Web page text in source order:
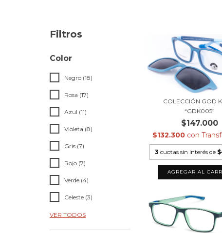
Filtros
Color
Negro (18)
Rosa (17)
Azul (11)
Violeta (8)
Gris (7)
Rojo (7)
Verde (4)
Celeste (3)
VER TODOS
COLECCIÓN GOD
“GDK005”
$147.000
$132.300 con
3 cuotas sin interés de